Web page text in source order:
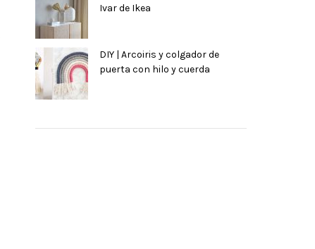
Ivar de Ikea
DIY | Arcoiris y colgador de
puerta con hilo y cuerda